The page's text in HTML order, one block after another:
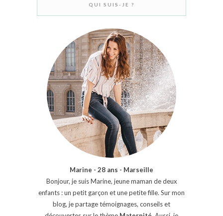
QUI SUIS-JE ?
Marine - 28 ans - Marseille
Bonjour, je suis Marine, jeune maman de deux
enfants : un petit garçon et une petite fille. Sur mon
blog, je partage témoignages, conseils et